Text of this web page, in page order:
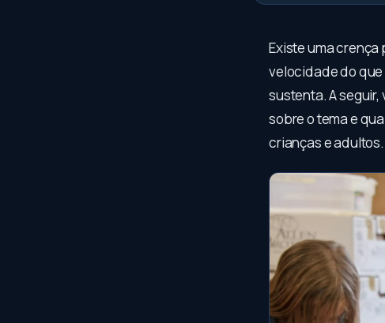
Existe uma
velocidade do que
sustenta. A
sobre o tema e
crianças e adultos.